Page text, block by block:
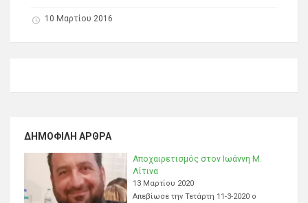
10 Μαρτίου 2016
ΔΗΜΟΦΙΛΉ ΆΡΘΡΑ
Αποχαιρετισμός στον Ιωάννη Μ.
Λίτινα
13 Μαρτίου 2020
Απεβίωσε την Τετάρτη 11-3-2020 ο